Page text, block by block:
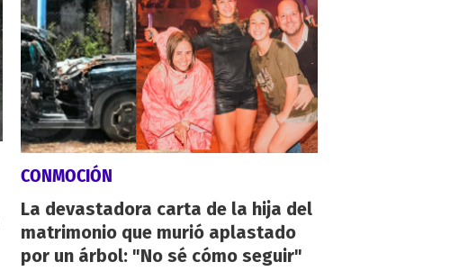
CONMOCIÓN
La devastadora carta de la hija del
matrimonio que murió aplastado
por un árbol: "No sé cómo seguir"